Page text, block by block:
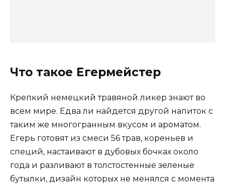
Что такое Егермейстер
Крепкий немецкий травяной ликер знают во
всем мире. Едва ли найдется другой напиток с
таким же многогранным вкусом и ароматом.
Егерь готовят из смеси 56 трав, кореньев и
специй, настаивают в дубовых бочках около
года и разливают в толстостенные зеленые
бутылки, дизайн которых не менялся с момента